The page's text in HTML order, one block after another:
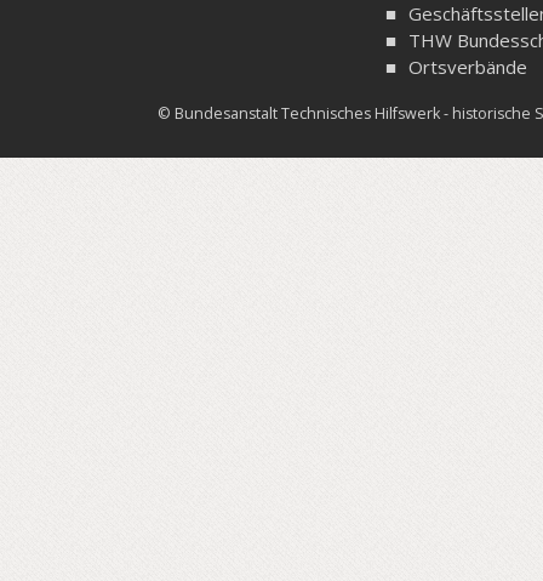
THW
Ortsverbände
© Bundesanstalt Technisches Hilfswerk - historische